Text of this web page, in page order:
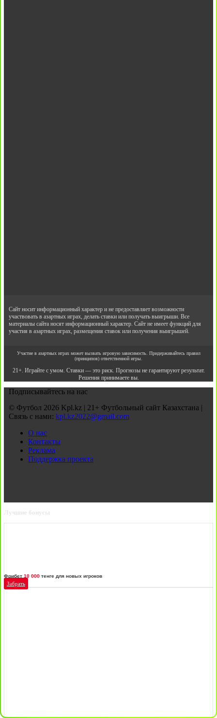
Сайт носит информационный характер и не предоставляет возможности
участвовать в азартных играх, делать ставки или получать выигрыши. Все
материалы сайта носят информационный характер. Сайт не имеет функций для
участия в азартных играх, размещения ставок или получения выигрышей.
Участие в азартных играх может вызвать игровую зависимость. Придерживайтесь правил
(принципов) ответственной игры.
21+. Играйте с умом. Ставки — это риск. Прогнозы не гарантируют результат.
Решения принимаете вы.
Подписывайтесь на нас
© Футбол 2026 Kpl.kz | 21+ Футбольный сайт Казахстана |
Связь с нами: kpl.kz2022@gmail.com
О нас
Контакты
Реклама
Поддержка проекта
Лучшие бонусы
Фрибет 10 000 тенге для новых игроков
Забрать